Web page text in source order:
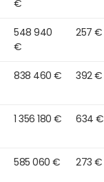
€
548 940
€
257 €
838 460 € 392 €
1 356 180 € 634 €
585 060 € 273 €